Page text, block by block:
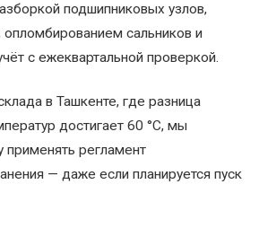
подшипниковых узлов,
сальников и
с ежеквартальной проверкой.
в Ташкенте, где разница
достигает 60 °C, мы
регламент
— даже если планируется пуск